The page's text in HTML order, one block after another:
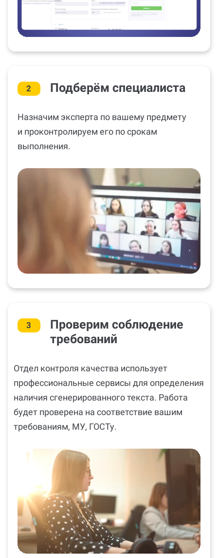
2 Подберём специалиста
Назначим эксперта по вашему предмету
и проконтролируем его по срокам
выполнения.
3
Проверим соблюдение
требований
Отдел контроля качества использует
профессиональные сервисы для определения
наличия сгенерированного текста. Работа
будет проверена на соответствие вашим
требованиям, МУ, ГОСТу.